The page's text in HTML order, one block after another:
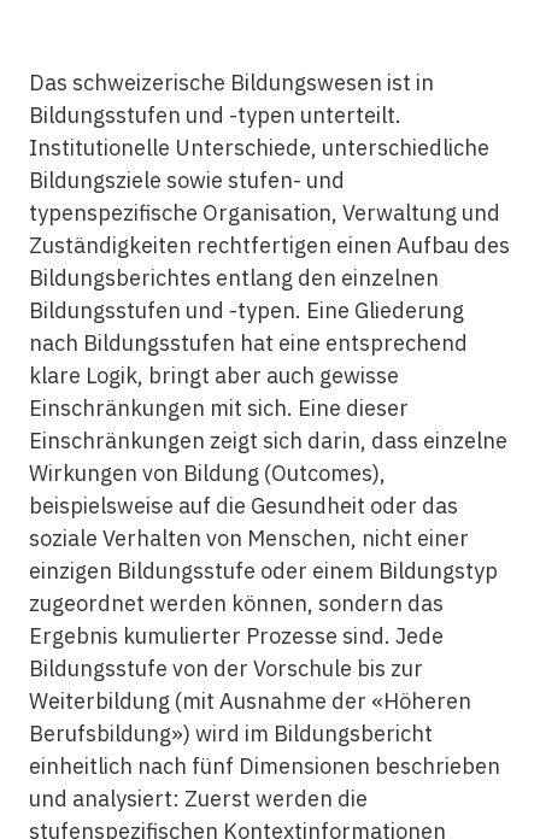
Das schweizerische Bildungswesen ist in
Bildungsstufen und -typen unterteilt.
Institutionelle Unterschiede, unterschiedliche
Bildungsziele sowie stufen- und
typenspezifische Organisation, Verwaltung und
Zuständigkeiten rechtfertigen einen Aufbau des
Bildungsberichtes entlang den einzelnen
Bildungsstufen und -typen. Eine Gliederung
nach Bildungsstufen hat eine entsprechend
klare Logik, bringt aber auch gewisse
Einschränkungen mit sich. Eine dieser
Einschränkungen zeigt sich darin, dass einzelne
Wirkungen von Bildung (Outcomes),
beispielsweise auf die Gesundheit oder das
soziale Verhalten von Menschen, nicht einer
einzigen Bildungsstufe oder einem Bildungstyp
zugeordnet werden können, sondern das
Ergebnis kumulierter Prozesse sind. Jede
Bildungsstufe von der Vorschule bis zur
Weiterbildung (mit Ausnahme der «Höheren
Berufsbildung») wird im Bildungsbericht
einheitlich nach fünf Dimensionen beschrieben
und analysiert: Zuerst werden die
stufenspezifischen Kontextinformationen